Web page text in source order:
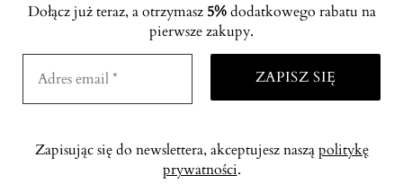
Dołącz już teraz, a otrzymasz 5%dodatkowego rabatu na
pierwsze zakupy.
Zapisując się do newslettera, akceptujesz nasząpolitykę
prywatności.